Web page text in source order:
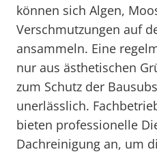
können sich Algen,
Verschmutzungen auf
ansammeln. Eine
nur aus ästhetischen
zum Schutz der
unerlässlich.
bieten professionelle
Dachreinigung an, um